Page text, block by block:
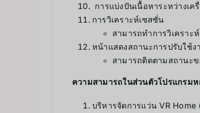
การแบ่งปันเนื้อหาระหว่างเค
การวิเคราะห์เซสซั่น
สามารถทำการวิเคราะ
หน้าแสดงสถานะการปรับใช้ง
สามารถติดตามสถานะ
ความสามารถในส่วนตัวโปรแกรมห
บริหารจัดการแว่น VR